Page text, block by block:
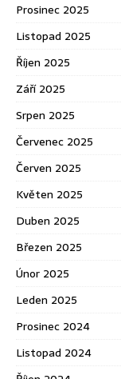
Prosinec 2025
Listopad 2025
Říjen 2025
Září 2025
Srpen 2025
Červenec 2025
Červen 2025
Květen 2025
Duben 2025
Březen 2025
Únor 2025
Leden 2025
Prosinec 2024
Listopad 2024